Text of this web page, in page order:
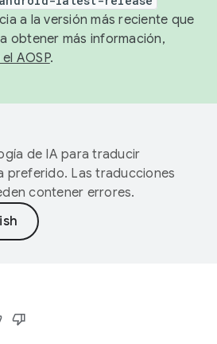
a la versión más reciente que
obtener más información,
AOSP.
de IA para traducir
preferido. Las traducciones
contener errores.